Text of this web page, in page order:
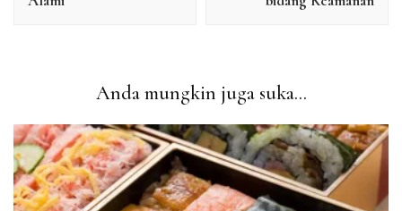
Anda mungkin juga suka...